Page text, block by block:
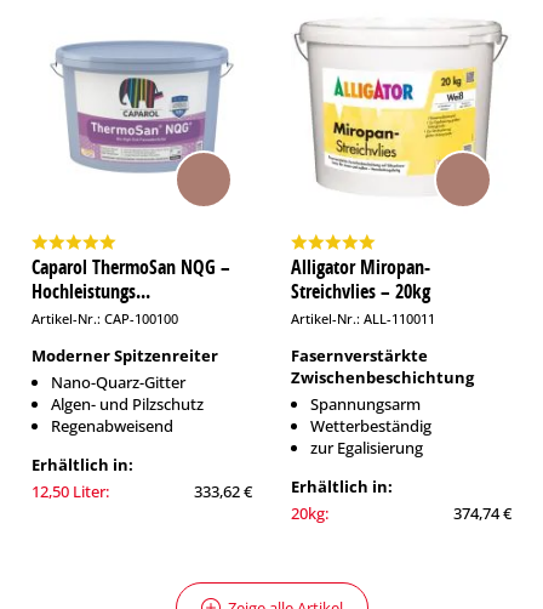
Caparol ThermoSan NQG –
Hochleistungs...
Artikel-Nr.: CAP-100100
Moderner Spitzenreiter
Nano-Quarz-Gitter
Algen- und Pilzschutz
Regenabweisend
Erhältlich in:
12,50 Liter:
333,62 €
Alligator Miropan-
Streichvlies – 20kg
Artikel-Nr.: ALL-110011
Fasernverstärkte
Zwischenbeschichtung
Spannungsarm
Wetterbeständig
zur Egalisierung
Erhältlich in:
20kg:
374,74 €